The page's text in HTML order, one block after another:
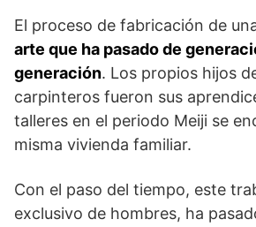
El proceso de fabricación de
arte que ha pasado de
generación. Los propios hijos
carpinteros fueron sus
talleres en el periodo Meiji se
misma vivienda familiar.
Con el paso del tiempo, este
exclusivo de hombres, ha